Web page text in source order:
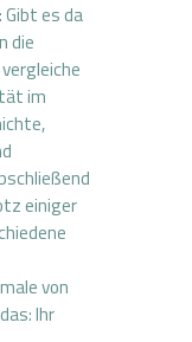
es da
die
im
einiger
von
Ihr